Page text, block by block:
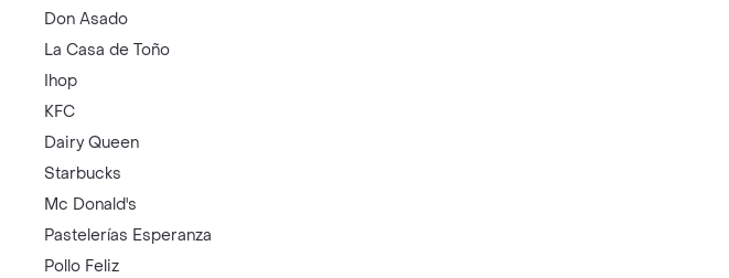
Don Asado
La Casa de Toño
Ihop
KFC
Dairy Queen
Starbucks
Mc Donald's
Pastelerías Esperanza
Pollo Feliz